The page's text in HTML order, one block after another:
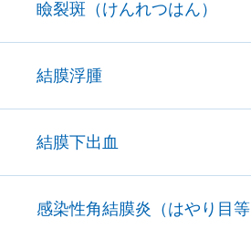
瞼裂斑（けんれつはん）
結膜浮腫
結膜下出血
感染性角結膜炎（はやり目等